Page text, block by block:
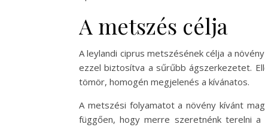
A metszés célja
A leylandi ciprus metszésének célja a
ezzel biztosítva a sűrűbb ágszerkezetet.
tömör, homogén megjelenés a kívánatos.
A metszési folyamatot a növény kívánt
függően, hogy merre szeretnénk terelni